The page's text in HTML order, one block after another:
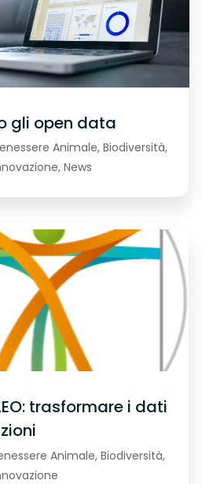
gli open data
Animale, Biodiversità,
, News
trasformare i dati
Animale, Biodiversità,